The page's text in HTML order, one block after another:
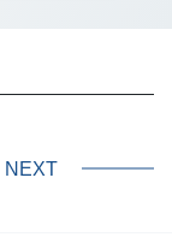
NEXT